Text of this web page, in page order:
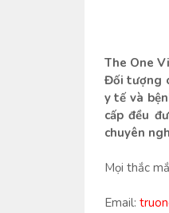
The One
Đối tượng
y tế và
cấp đều
chuyên
Mọi thắc
Email: